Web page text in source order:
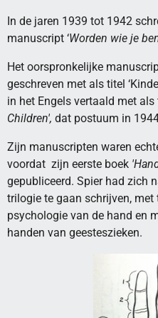
In de jaren 1939 tot 1942
manuscript ‘Worden wie je
Het oorspronkelijke
geschreven met als titel
in het Engels vertaald met als
Children', dat postuum in
Zijn manuscripten waren
voordat zijn eerste boek
gepubliceerd. Spier had zich
trilogie te gaan schrijven, met
psychologie van de hand en
handen van geesteszieken.